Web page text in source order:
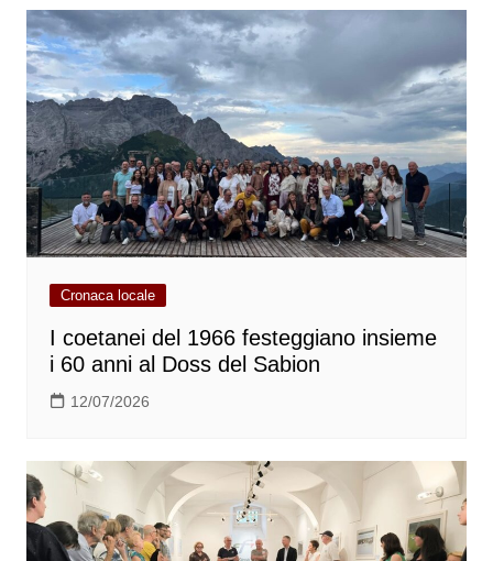
Cronaca locale
I coetanei del 1966 festeggiano insieme
i 60 anni al Doss del Sabion
12/07/2026